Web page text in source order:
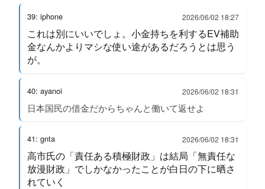
39: iphone 2026/06/02 18:27
これは別にいいでしょ。小金持ちを利するEV補助
金なんかよりマシな使い途があるだろうとは思う
が。
40: ayanoi 2026/06/02 18:31
日本国民の借金だからちゃんと働いて返せよ
41: gnta 2026/06/02 18:31
高市氏の「責任ある積極財政」は結局「無責任な
放漫財政」でしかなかったことが白日の下に晒さ
れていく